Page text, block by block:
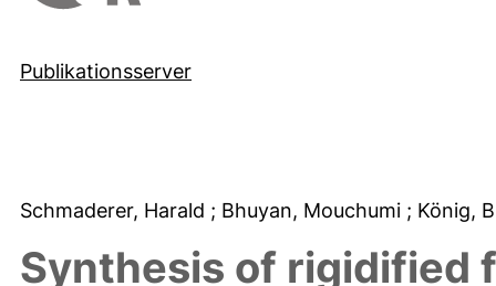
Publikationsserver
Schmaderer, Harald ; Bhuyan, Mouchumi ; König,
Synthesis of rigidified